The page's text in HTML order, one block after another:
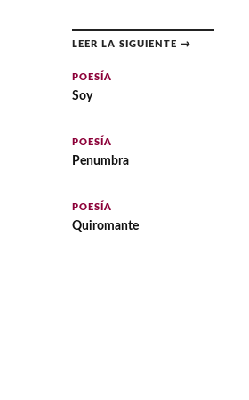
LEER LA SIGUIENTE →
POESÍA
Soy
POESÍA
Penumbra
POESÍA
Quiromante